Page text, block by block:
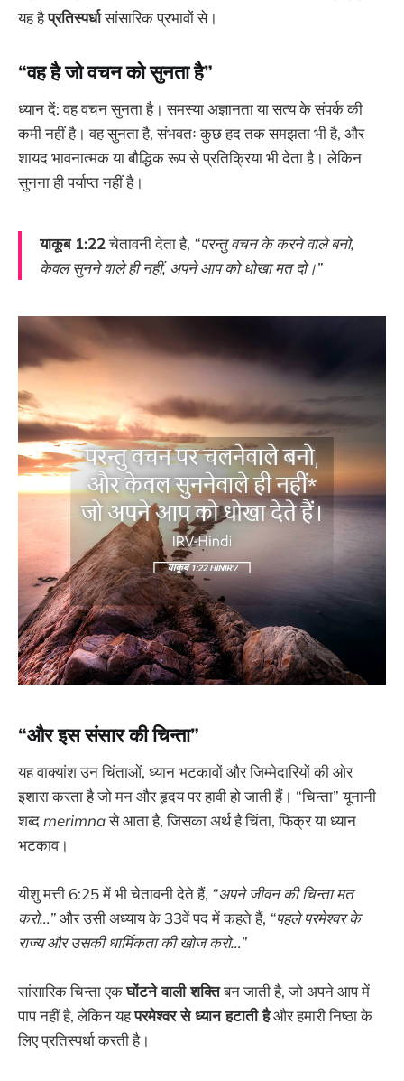
यह हैप्रतिस्पर्धासांसारिक प्रभावों से।
“वह है जो वचन को सुनता है”
ध्यान दें: वह वचन सुनता है। समस्या अज्ञानता या सत्य के संपर्क की
कमी नहीं है। वह सुनता है, संभवतः कुछ हद तक समझता भी है, और
शायद भावनात्मक या बौद्धिक रूप से प्रतिक्रिया भी देता है। लेकिन
सुनना ही पर्याप्त नहीं है।
याकूब 1:22चेतावनी देता है, “परन्तु वचन के करने वाले बनो,
केवल सुनने वाले ही नहीं, अपने आप को धोखा मत दो।”
“और इस संसार की चिन्ता”
यह वाक्यांश उन चिंताओं, ध्यान भटकावों और जिम्मेदारियों की ओर
इशारा करता है जो मन और हृदय पर हावी हो जाती हैं। “चिन्ता” यूनानी
शब्द merimnaसे आता है, जिसका अर्थ है चिंता, फिक्र या ध्यान
भटकाव।
यीशु मत्ती 6:25 में भी चेतावनी देते हैं, “अपने जीवन की चिन्ता मत
करो…”और उसी अध्याय के 33वें पद में कहते हैं, “पहले परमेश्वर के
राज्य और उसकी धार्मिकता की खोज करो…”
सांसारिक चिन्ता एकघोंटने वाली शक्तिबन जाती है, जो अपने आप में
पाप नहीं है, लेकिन यहपरमेश्वर से ध्यान हटाती हैऔर हमारी निष्ठा के
लिए प्रतिस्पर्धा करती है।